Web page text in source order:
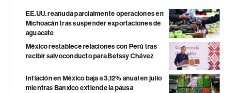
EE.UU. reanuda parcialmente operaciones en
Michoacán tras suspender exportaciones de
aguacate
México restablece relaciones con Perú tras
recibir salvoconducto para Betssy Chávez
Inflación en México baja a 3,12% anual en julio
mientras Banxico extiende la pausa